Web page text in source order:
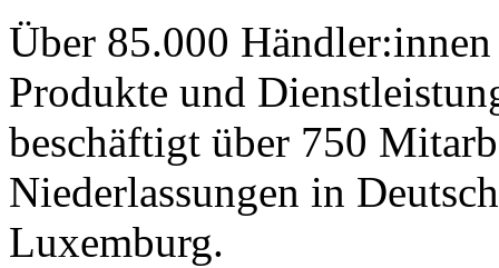
Über 85.000
Produkte und
beschäftigt über 750
Niederlassungen in
Luxemburg.